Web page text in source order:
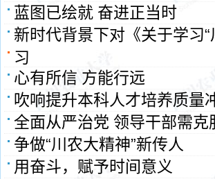
蓝图已绘就 奋进正当时
新时代背景下对《关于学习
习
心有所信 方能行远
吹响提升本科人才培养质量
全面从严治党 领导干部需克
争做“川农大精神”新传人
用奋斗，赋予时间意义